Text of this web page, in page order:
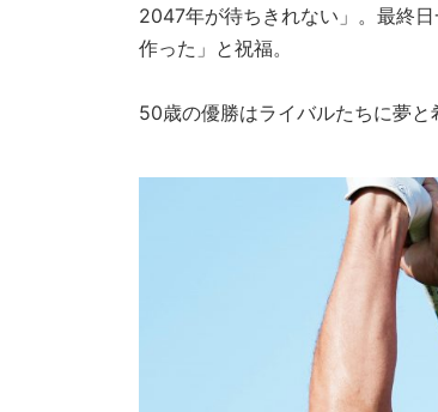
2047年が待ちきれない」。最終
作った」と祝福。
50歳の優勝はライバルたちに夢と